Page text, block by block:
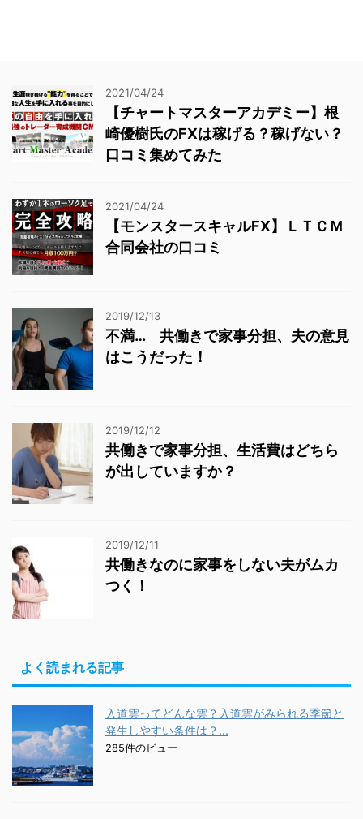
2021/04/24
【チャートマスターアカデミー】根
崎優樹氏のFXは稼げる？稼げない？
口コミ集めてみた
2021/04/24
【モンスタースキャルFX】ＬＴＣＭ
合同会社の口コミ
2019/12/13
不満… 共働きで家事分担、夫の意見
はこうだった！
2019/12/12
共働きで家事分担、生活費はどちら
が出していますか？
2019/12/11
共働きなのに家事をしない夫がムカ
つく！
よく読まれる記事
入道雲ってどんな雲？入道雲がみられる季節と
発生しやすい条件は？...
285件のビュー